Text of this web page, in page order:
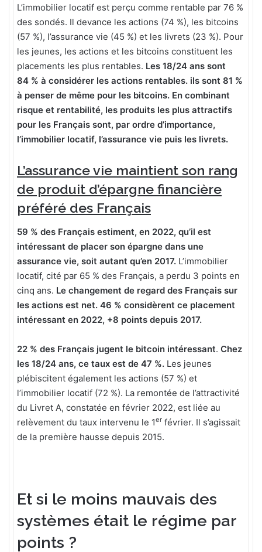
L’immobilier locatif est perçu comme rentable par 76 %
des sondés. Il devance les actions (74 %), les bitcoins
(57 %), l’assurance vie (45 %) et les livrets (23 %). Pour
les jeunes, les actions et les bitcoins constituent les
placements les plus rentables. Les 18/24 ans sont
84 % à considérer les actions rentables. ils sont 81 %
à penser de même pour les bitcoins. En combinant
risque et rentabilité, les produits les plus attractifs
pour les Français sont, par ordre d’importance,
l’immobilier locatif, l’assurance vie puis les livrets.
L’assurance vie maintient son rang
de produit d’épargne financière
préféré des Français
59 % des Français estiment, en 2022, qu’il est
intéressant de placer son épargne dans une
assurance vie, soit autant qu’en 2017. L’immobilier
locatif, cité par 65 % des Français, a perdu 3 points en
cinq ans. Le changement de regard des Français sur
les actions est net. 46 % considèrent ce placement
intéressant en 2022, +8 points depuis 2017.
22 % des Français jugent le bitcoin intéressant. Chez
les 18/24 ans, ce taux est de 47 %. Les jeunes
plébiscitent également les actions (57 %) et
l’immobilier locatif (72 %). La remontée de l’attractivité
du Livret A, constatée en février 2022, est liée au
relèvement du taux intervenu le 1er février. Il s’agissait
de la première hausse depuis 2015.
Et si le moins mauvais des
systèmes était le régime par
points ?